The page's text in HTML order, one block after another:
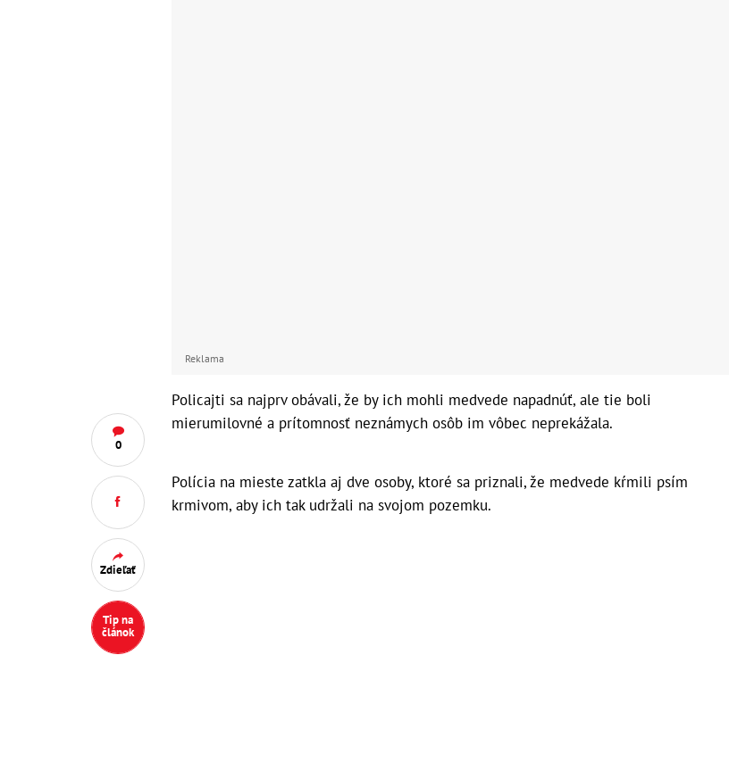
0
Zdieľať
Tip na
článok
Reklama
Policajti sa najprv obávali, že by ich mohli medvede napadnúť, ale tie boli
mierumilovné a prítomnosť neznámych osôb im vôbec neprekážala.
Polícia na mieste zatkla aj dve osoby, ktoré sa priznali, že medvede kŕmili psím
krmivom, aby ich tak udržali na svojom pozemku.